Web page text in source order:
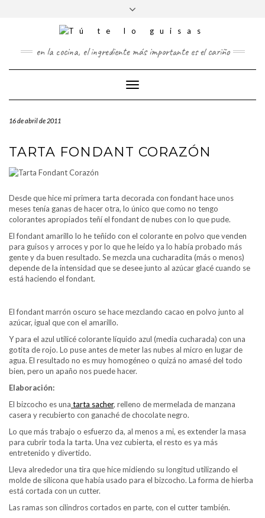
TWITTERPINTEREST
cabecera
en la cocina, el ingrediente más importante es el cariño
Cambiar
modo
16 de abril de 2011
TARTA FONDANT CORAZÓN
Desde que hice mi primera tarta decorada con fondant hace unos
meses tenía ganas de hacer otra, lo único que como no tengo
colorantes apropiados teñí el fondant de nubes con lo que pude.
El fondant amarillo lo he teñido con el colorante en polvo que venden
para guisos y arroces y por lo que he leído ya lo había probado más
gente y da buen resultado. Se mezcla una cucharadita (más o menos)
depende de la intensidad que se desee junto al azúcar glacé cuando se
está haciendo el fondant.
El fondant marrón oscuro se hace mezclando cacao en polvo junto al
azúcar, igual que con el amarillo.
Y para el azul utilicé colorante líquido azul (media cucharada) con una
gotita de rojo. Lo puse antes de meter las nubes al micro en lugar de
agua. El resultado no es muy homogéneo o quizá no amasé del todo
bien, pero un apaño nos puede hacer.
Elaboración:
El bizcocho es una tarta sacher, relleno de mermelada de manzana
casera y recubierto con ganaché de chocolate negro.
Lo que más trabajo o esfuerzo da, al menos a mi, es extender la masa
para cubrir toda la tarta. Una vez cubierta, el resto es ya más
entretenido y divertido.
Lleva alrededor una tira que hice midiendo su longitud utilizando el
molde de silicona que había usado para el bizcocho. La forma de hierba
está cortada con un cutter.
Las ramas son cilindros cortados en parte, con el cutter también.